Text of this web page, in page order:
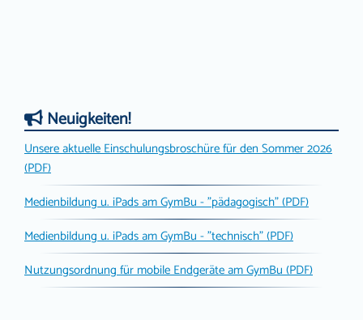
Neuigkeiten!
Unsere aktuelle Einschulungsbroschüre für den Sommer 2026
(PDF)
Medienbildung u. iPads am GymBu - "pädagogisch" (PDF)
Medienbildung u. iPads am GymBu - "technisch" (PDF)
Nutzungsordnung für mobile Endgeräte am GymBu (PDF)